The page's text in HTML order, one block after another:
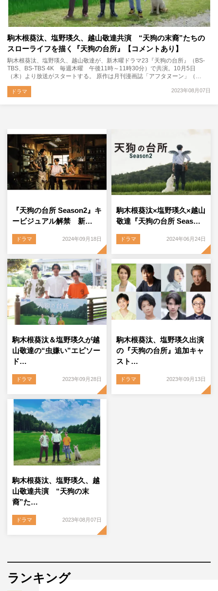
駒木根葵汰、塩野瑛久、越山敬達共演 “天狗の末裔”たちの
スローライフを描く『天狗の台所』【コメントあり】
駒木根葵汰、塩野瑛久、越山敬達が、新木曜ドラマ23『天狗の台所』（BS-
TBS、BS-TBS 4K 毎週木曜 午後11時～11時30分）で共演。10月5日
（木）より放送がスタートする。 原作は月刊漫画誌「アフタヌーン」（…
2023年08月07日
ドラマ
『天狗の台所 Season2』キ
ービジュアル解禁 新…
ドラマ 2024年09月18日
駒木根葵汰×塩野瑛久×越山
敬達『天狗の台所 Seas…
ドラマ 2024年06月24日
駒木根葵汰＆塩野瑛久が越
山敬達の“虫嫌い”エピソー
ド…
ドラマ 2023年09月28日
駒木根葵汰、塩野瑛久出演
の『天狗の台所』追加キャ
スト…
ドラマ 2023年09月13日
駒木根葵汰、塩野瑛久、越
山敬達共演 “天狗の末
裔”た…
ドラマ 2023年08月07日
ランキング